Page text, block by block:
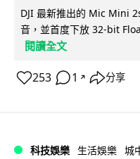
DJI 最新推出的 Mic Mini
音，並首度下放 32-bit
閱讀全文
253 1 ↗ 分享
科技娛樂 生活娛樂 城